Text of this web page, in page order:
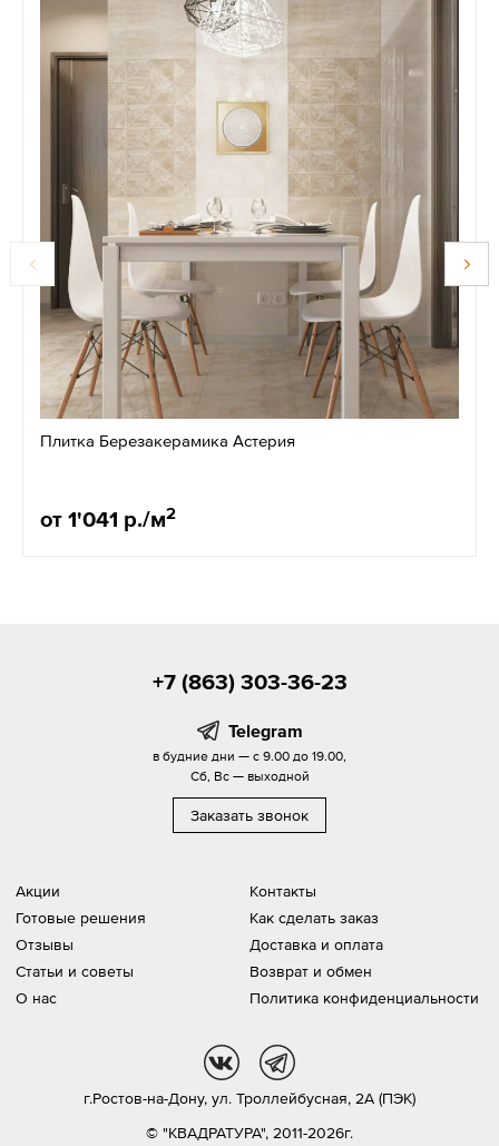
Плитка Березакерамика Астерия
от 1'041 р./м2
Акции
Готовые решения
Отзывы
Статьи и советы
О нас
Контакты
Как сделать заказ
Доставка и оплата
Возврат и обмен
Политика конфиденциальности
+7 (863) 303-36-23
Telegram
в будние дни — с 9.00 до 19.00,
Сб, Вс — выходной
Заказать звонок
© "КВАДРАТУРА", 2011-2026г.
г.Ростов-на-Дону, ул. Троллейбусная, 2А (ПЭК)